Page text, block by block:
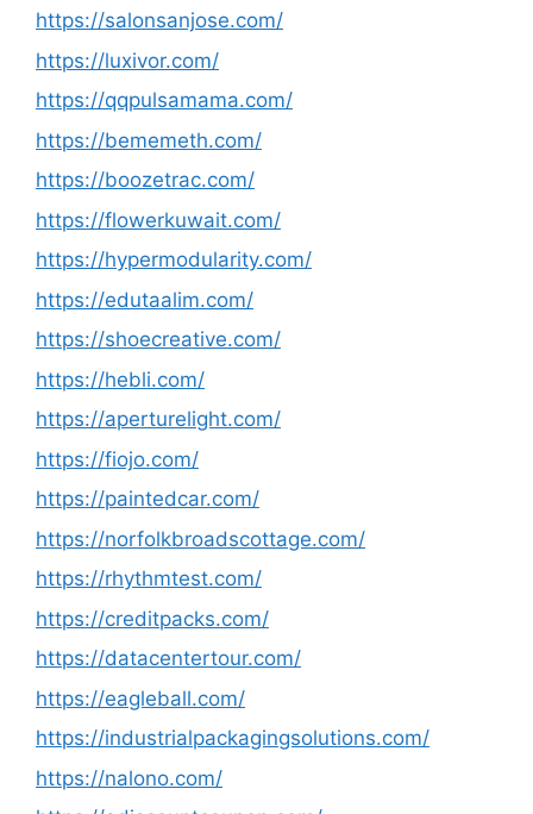
https://salonsanjose.com/
https://luxivor.com/
https://qqpulsamama.com/
https://bememeth.com/
https://boozetrac.com/
https://flowerkuwait.com/
https://hypermodularity.com/
https://edutaalim.com/
https://shoecreative.com/
https://hebli.com/
https://aperturelight.com/
https://fiojo.com/
https://paintedcar.com/
https://norfolkbroadscottage.com/
https://rhythmtest.com/
https://creditpacks.com/
https://datacentertour.com/
https://eagleball.com/
https://industrialpackagingsolutions.com/
https://nalono.com/